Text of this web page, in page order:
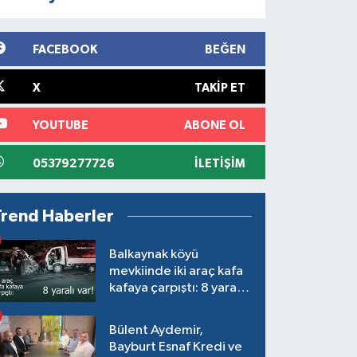
FACEBOOK BEĞEN
X TAKIP ET
YOUTUBE ABONE OL
05379277726 İLETIŞIM
Haberler
Balkaynak köyü
mevkiinde iki araç kafa
kafaya çarpıştı: 8 yaralı
Bülent Aydemir,
Bayburt Esnaf Kredi ve